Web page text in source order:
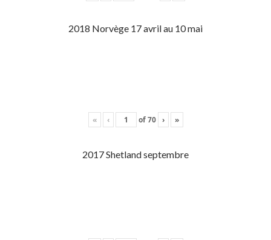
2018 Norvège 17 avril au 10 mai
« ‹ of70 › »
2017 Shetland septembre